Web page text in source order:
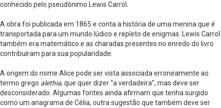
conhecido pelo pseudônimo Lewis Carrol.
A obra foi publicada em 1865 e conta a história de uma menina que é
transportada para um mundo lúdico e repleto de enigmas. Lewis Carrol
também era matemático e as charadas presentes no enredo do livro
contribuíram para sua popularidade.
A origem do nome Alice pode ser vista associada erroneamente ao
termo grego alethia, que quer dizer “a verdadeira”, mas deve ser
desconsiderado. Algumas fontes ainda afirmam que tenha surgido
como um anagrama de Célia, outra sugestão que também deve ser